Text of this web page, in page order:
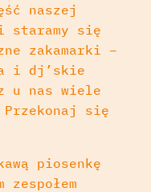
naszej
staramy się
zakamarki –
i dj’skie
u nas wiele
Przekonaj się
piosenkę